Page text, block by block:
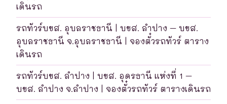
เดินรถ
รถทัวร์บขส. อุบลราชธานี | บขส. ลำปาง – บขส.
อุบลราชธานี จ.อุบลราชธานี | จองตั๋วรถทัวร์ ตาราง
เดินรถ
รถทัวร์บขส. ลำปาง | บขส. อุดรธานี แห่งที่ 1 –
บขส. ลำปาง จ.ลำปาง | จองตั๋วรถทัวร์ ตารางเดินรถ